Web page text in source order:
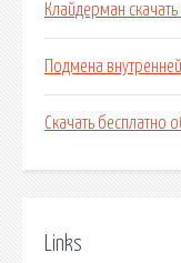
Клайдерман
Подмена
Скачать бесплатно
Links